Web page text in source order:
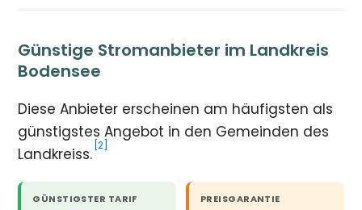
Günstige Stromanbieter im Landkreis
Bodensee
Diese Anbieter erscheinen am häufigsten als
günstigstes Angebot in den Gemeinden des
Landkreiss. [2]
GÜNSTIGSTER TARIF PREISGARANTIE